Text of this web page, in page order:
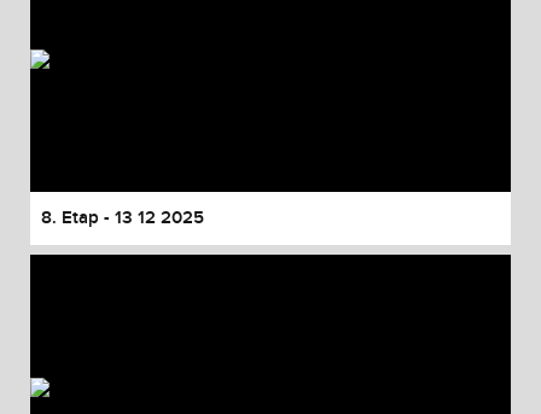
8. Etap - 13 12 2025